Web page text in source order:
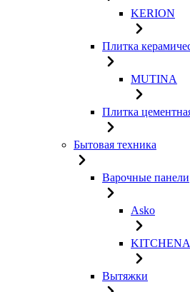
KERION
Плитка
MUTINA
Плитка
Бытовая техника
Варочные панели
Asko
Вытяжки